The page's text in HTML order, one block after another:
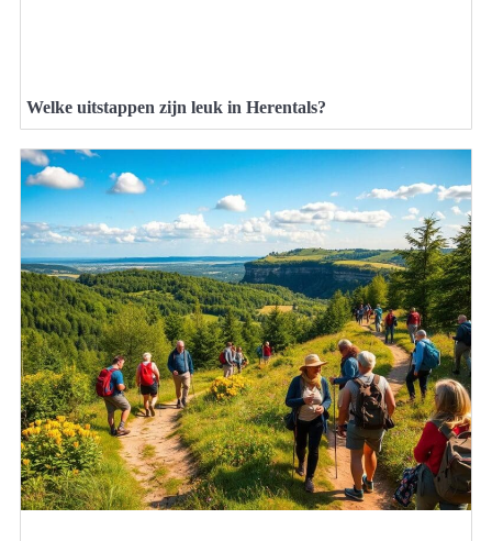
Welke uitstappen zijn leuk in Herentals?